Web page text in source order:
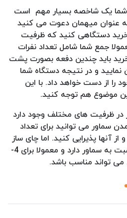
شما یک شاخصه بسیار مهم است
به عنوان میهمان دعوت می کنید
خرید دستگاهی کنید که ظرفیت
جمع شما شامل تعداد نفرات
باید چندین دفعه بصورت پشت
و در نتیجه دستگاه شما
را از دست خواهد داد. با این
موضوع هم توجه کنید.
در ظرفیت های مختلف وجود دارد
سماور می توانید برای تعداد
آنها پذیرایی کنید. اما چای ساز
طبیعتا ظرفییت کمتری نسبت به سماور دارد و معمولا برای 4-